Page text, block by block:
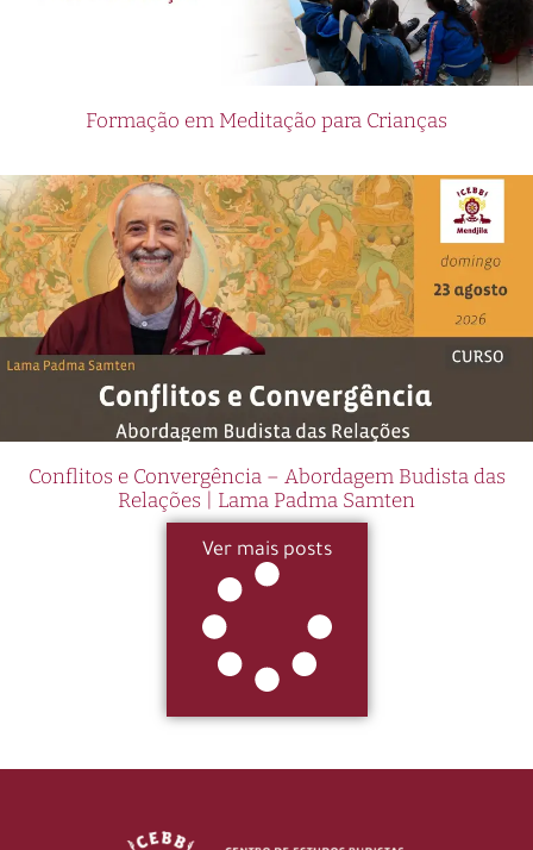
Formação em Meditação para Crianças
Conflitos e Convergência – Abordagem Budista das
Relações | Lama Padma Samten
Ver mais posts